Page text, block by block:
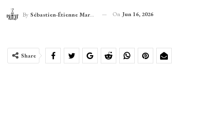
By Sébastien-Étienne Marechal On Jun 16, 2026
Share